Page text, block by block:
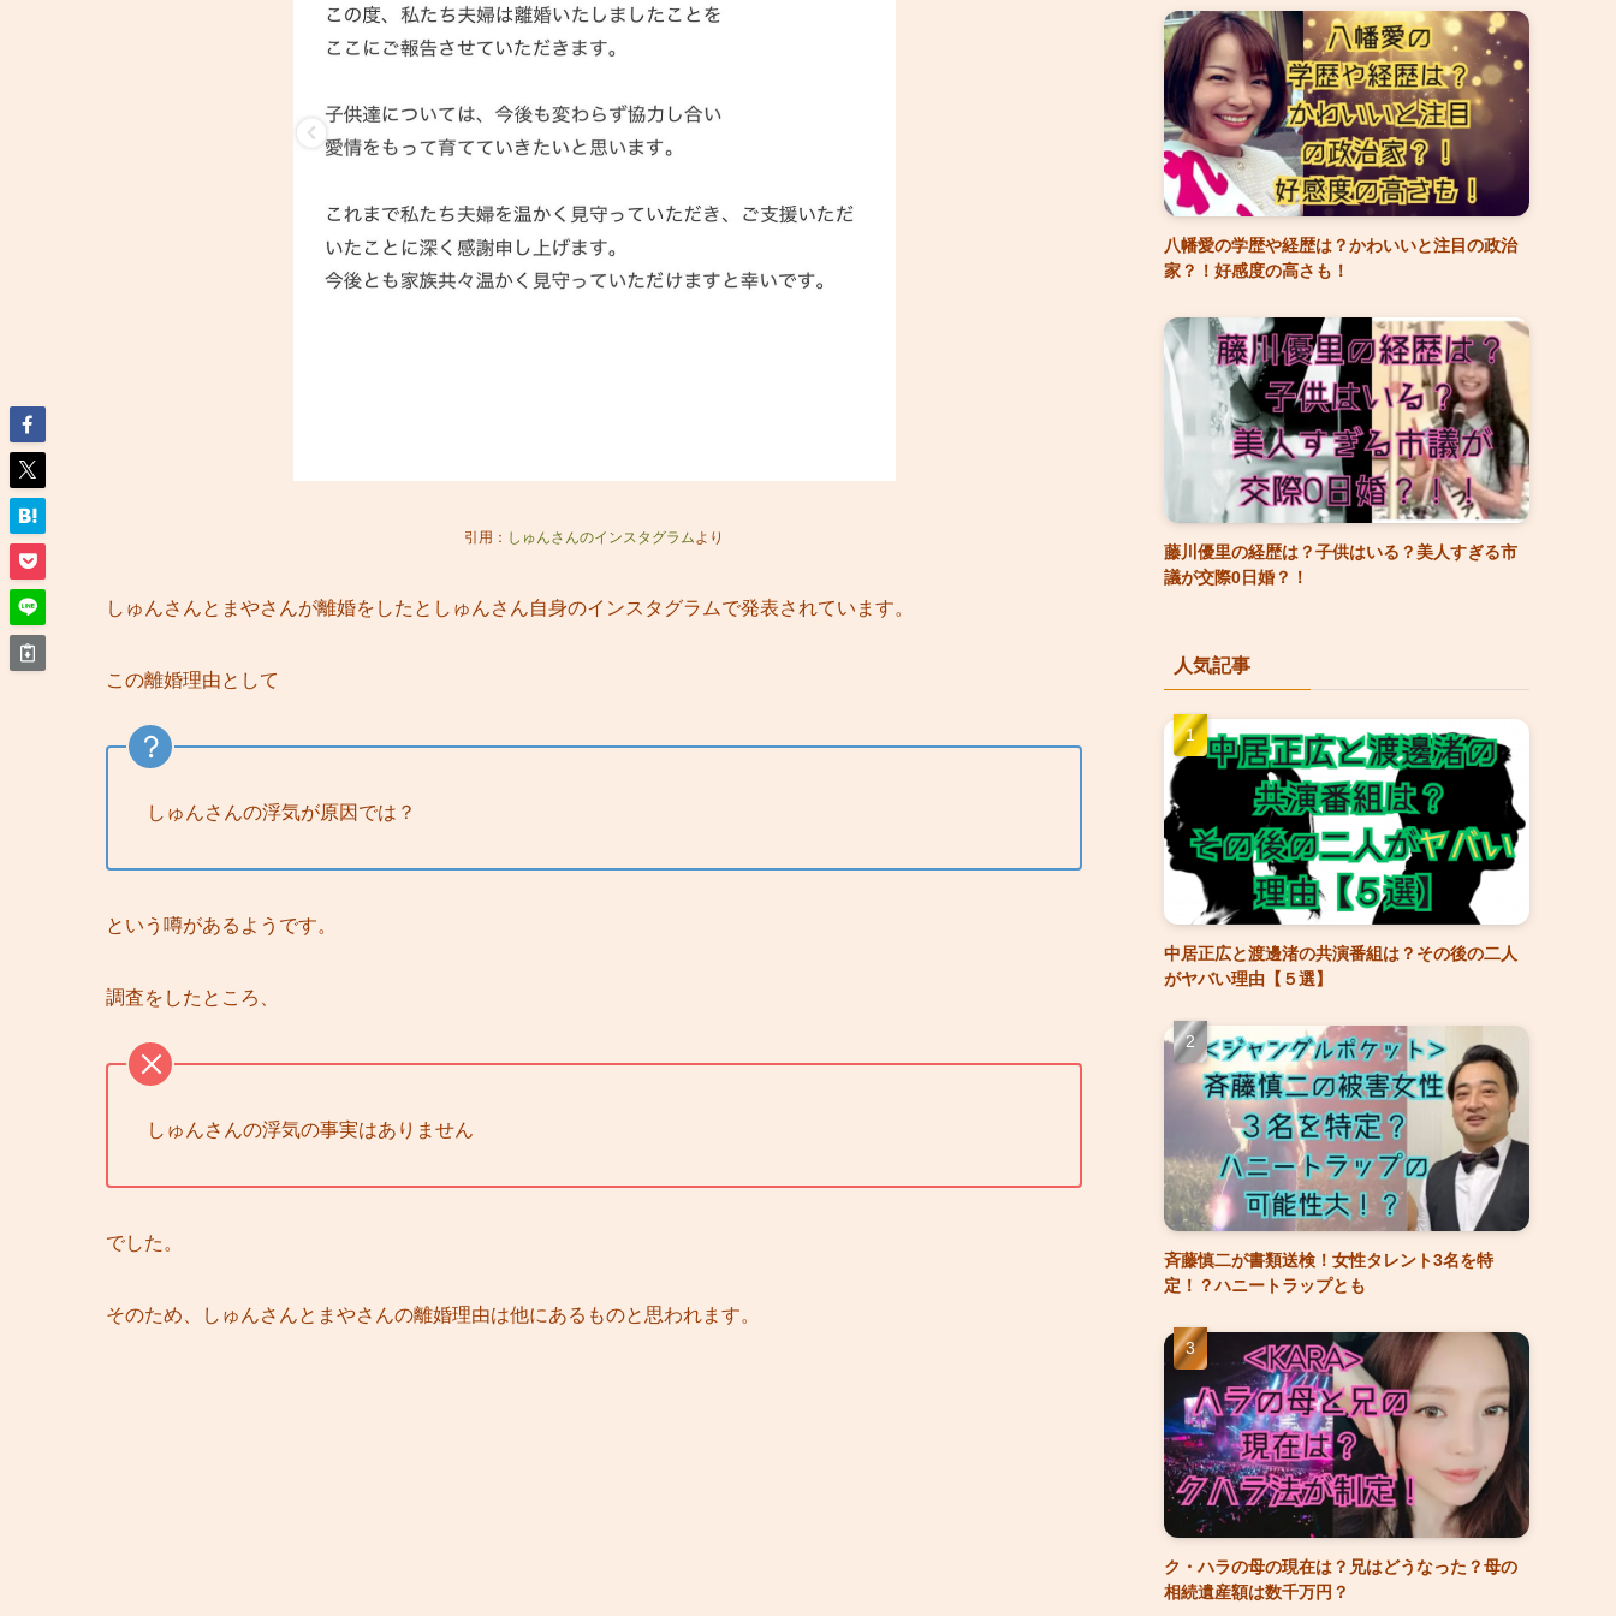
引用： しゅんさんのインスタグラムより
しゅんさんとまやさんが離婚をしたとしゅんさん自身のインスタグラムで発表されています。
この離婚理由として
しゅんさんの浮気が原因では？
という噂があるようです。
調査をしたところ、
しゅんさんの浮気の事実はありません
でした。
そのため、しゅんさんとまやさんの離婚理由は他にあるものと思われます。
八幡愛の学歴や経歴は？かわいいと注目の政治
家？！好感度の高さも！
藤川優里の経歴は？子供はいる？美人すぎる市
議が交際0日婚？！
人気記事
中居正広と渡邊渚の共演番組は？その後の二人
がヤバい理由【５選】
斉藤慎二が書類送検！女性タレント3名を特
定！？ハニートラップとも
ク・ハラの母の現在は？兄はどうなった？母の
相続遺産額は数千万円？